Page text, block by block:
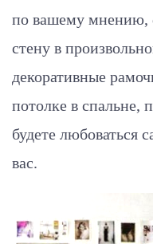
по вашему мнению,
стену в
декоративные
потолке в спальне,
будете любоваться
вас.